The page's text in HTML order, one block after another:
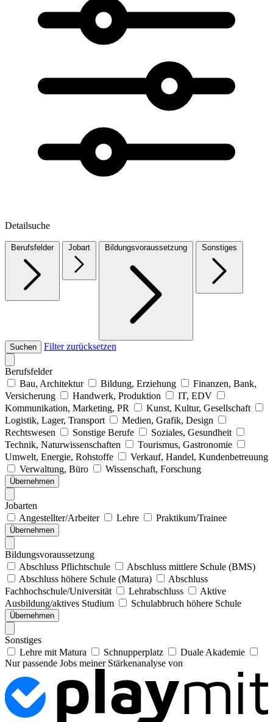
Detailsuche
Berufsfelder Jobart Bildungsvoraussetzung Sonstiges
Suchen Filter zurücksetzen
Berufsfelder
Bau, Architektur
Bildung, Erziehung
Finanzen, Bank,
Versicherung
Handwerk, Produktion
IT, EDV
Kommunikation, Marketing, PR
Kunst, Kultur, Gesellschaft
Logistik, Lager, Transport
Medien, Grafik, Design
Rechtswesen
Sonstige Berufe
Soziales, Gesundheit
Technik, Naturwissenschaften
Tourismus, Gastronomie
Umwelt, Energie, Rohstoffe
Verkauf, Handel, Kundenbetreuung
Verwaltung, Büro
Wissenschaft, Forschung
Übernehmen
Jobarten
Angestellter/Arbeiter
Lehre Praktikum/Trainee
Übernehmen
Bildungsvoraussetzung
Abschluss Pflichtschule
Abschluss mittlere Schule (BMS)
Abschluss höhere Schule (Matura)
Abschluss
Fachhochschule/Universität
Lehrabschluss
Aktive
Ausbildung/aktives Studium
Schulabbruch höhere Schule
Übernehmen
Sonstiges
Lehre mit Matura
Schnupperplatz
Duale Akademie
Nur passende Jobs meiner Stärkenanalyse von